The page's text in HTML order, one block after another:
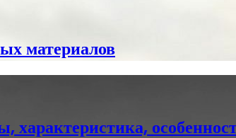
материалов
характеристика,